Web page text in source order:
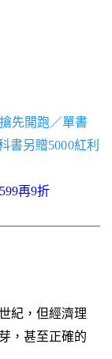
先開跑／單書
書另贈5000紅利
再9折